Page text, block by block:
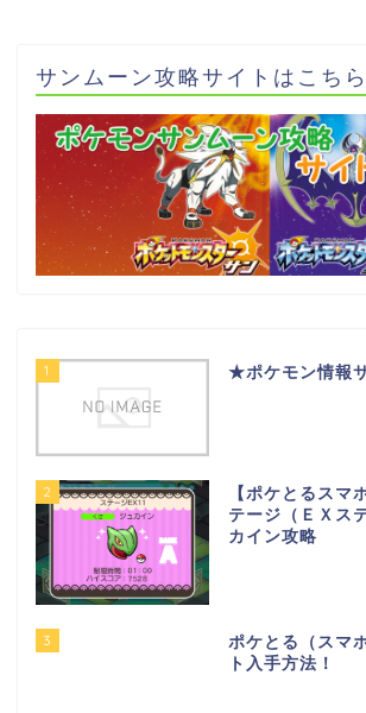
サンムーン攻略サイトはこちら
1 ★ポケモン情報
2
【ポケとるスマ
テージ（ＥＸス
カイン攻略
3
ポケとる（スマ
ト入手方法！